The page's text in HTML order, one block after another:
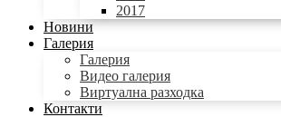
2017
Новини
Галерия
Галерия
Видео галерия
Виртуална разходка
Контакти